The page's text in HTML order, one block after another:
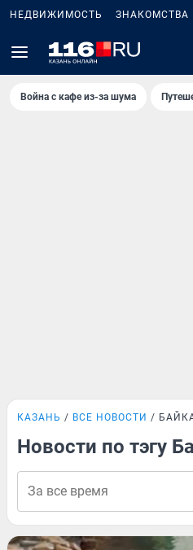
НЕДВИЖИМОСТЬ ЗНАКОМСТВА
Война с кафе из-за шума
КАЗАНЬ ВСЕ НОВОСТИ
Новости по тэгу